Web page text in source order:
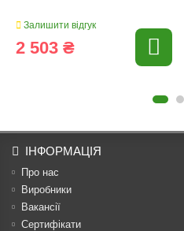
Залишити відгук
2 503 ₴
ІНФОРМАЦІЯ
Про нас
Виробники
Вакансії
Сертифікати